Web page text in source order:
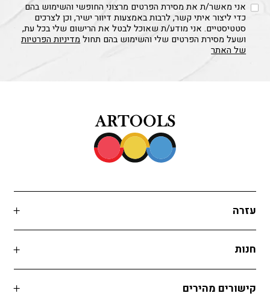
אני מאשר/ת את מסירת הפרטים מרצוני החופשי והשימוש בהם
כדי ליצור איתי קשר, לרבות באמצעות דיוור ישיר, וכן לצרכים
סטטיסטיים. אני מודע/ת שאוכל לבטל את הרישום שלי בכל עת,
ושעל מסירת הפרטים שלי והשימוש בהם תחולמדיניות הפרטיות
של האתר
עזרה
חנות
קישורים מהירים